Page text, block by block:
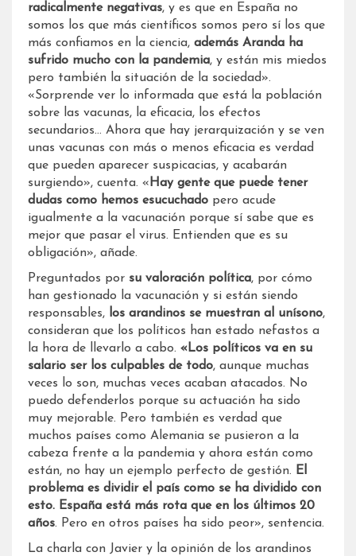
radicalmente negativas, y es que en España no
somos los que más científicos somos pero sí los que
más confiamos en la ciencia, además Aranda ha
sufrido mucho con la pandemia, y están mis miedos
pero también la situación de la sociedad».
«Sorprende ver lo informada que está la población
sobre las vacunas, la eficacia, los efectos
secundarios… Ahora que hay jerarquización y se ven
unas vacunas con más o menos eficacia es verdad
que pueden aparecer suspicacias, y acabarán
surgiendo», cuenta. « Hay gente que puede tener
dudas como hemos esucuchado pero acude
igualmente a la vacunación porque sí sabe que es
mejor que pasar el virus. Entienden que es su
obligación», añade.
Preguntados por su valoración política, por cómo
han gestionado la vacunación y si están siendo
responsables, los arandinos se muestran al unísono,
consideran que los políticos han estado nefastos a
la hora de llevarlo a cabo. «Los políticos va en su
salario ser los culpables de todo, aunque muchas
veces lo son, muchas veces acaban atacados. No
puedo defenderlos porque su actuación ha sido
muy mejorable. Pero también es verdad que
muchos países como Alemania se pusieron a la
cabeza frente a la pandemia y ahora están como
están, no hay un ejemplo perfecto de gestión. El
problema es dividir el país como se ha dividido con
esto. España está más rota que en los últimos 20
años. Pero en otros países ha sido peor», sentencia.
La charla con Javier y la opinión de los arandinos